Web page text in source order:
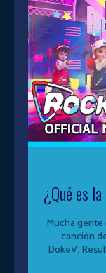
¿Qué es
Mucha
canción
DokeV.